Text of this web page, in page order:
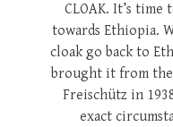
CLOAK. It’s time
towards Ethiopia.
cloak go back to
brought it from
Freischütz in
exact